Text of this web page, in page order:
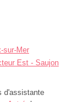
sur-Mer
Est - Saujon
d'assistante